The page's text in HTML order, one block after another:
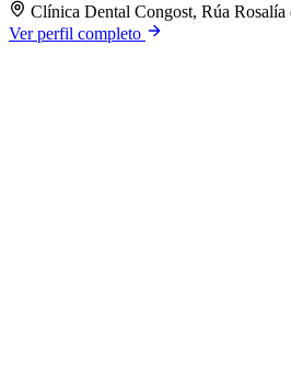
Clínica Dental Congost, Rúa
Ver perfil completo